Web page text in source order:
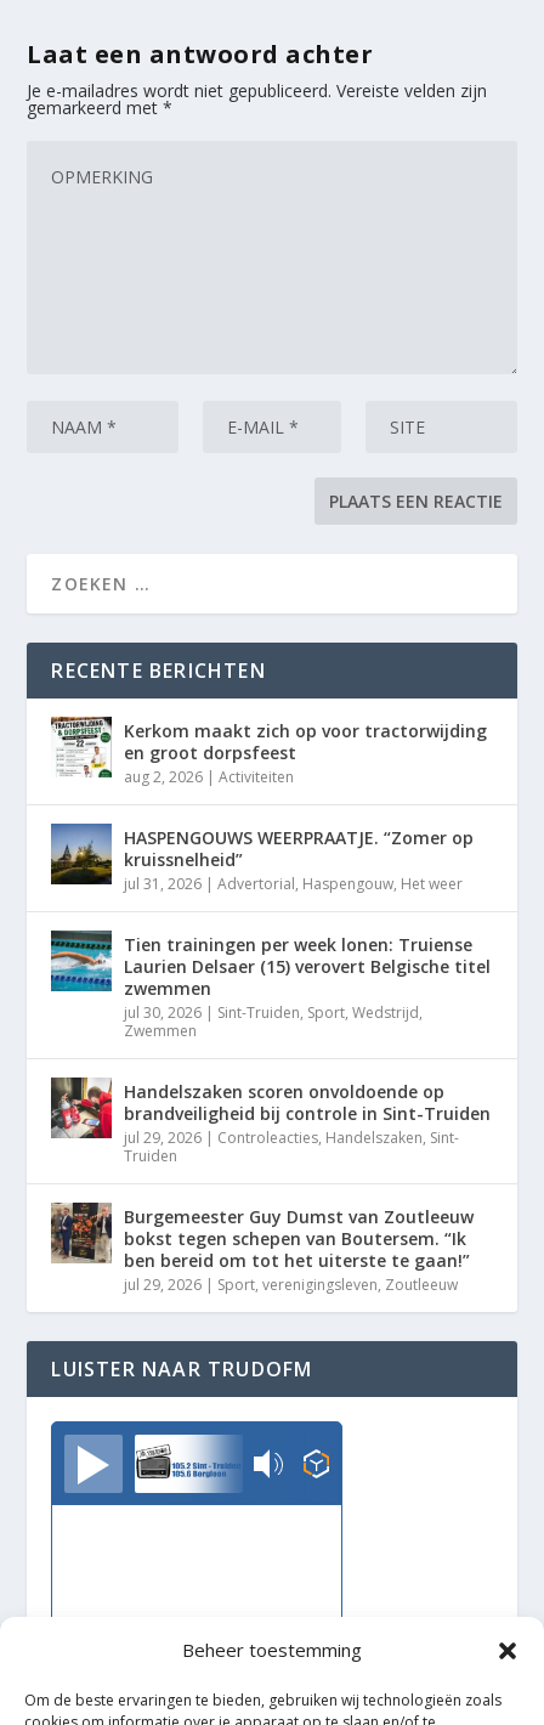
Beheer toestemming
Om de beste ervaringen te bieden, gebruiken wij technologieën zoals
Laat een antwoord achter
Je e-mailadres wordt niet gepubliceerd. Vereiste velden zijn
gemarkeerd met*
RECENTE BERICHTEN
Kerkom maakt zich op voor tractorwijding
en groot dorpsfeest
aug 2, 2026 |Activiteiten
HASPENGOUWS WEERPRAATJE. “Zomer op
kruissnelheid”
jul 31, 2026 |Advertorial, Haspengouw, Het weer
Tien trainingen per week lonen: Truiense
Laurien Delsaer (15) verovert Belgische titel
zwemmen
jul 30, 2026 | Sint-Truiden, Sport,Wedstrijd,
Zwemmen
Handelszaken scoren onvoldoende op
brandveiligheid bij controle in Sint-Truiden
jul 29, 2026 | Controleacties, Handelszaken, Sint-
Truiden
Burgemeester Guy Dumst van Zoutleeuw
bokst tegen schepen van Boutersem. “Ik
ben bereid om tot het uiterste te gaan!”
jul 29, 2026 | Sport,verenigingsleven, Zoutleeuw
LUISTER NAAR TRUDOFM
TrudoFM